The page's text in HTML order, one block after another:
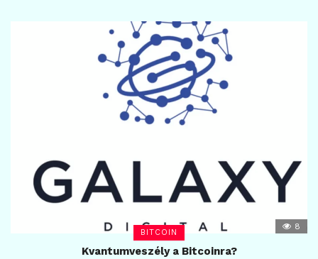
BITCOIN
8
Kvantumveszély a Bitcoinra?